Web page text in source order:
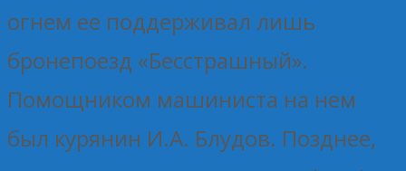
огнем ее поддерживал лишь
бронепоезд «Бесстрашный».
Помощником машиниста на нем
был курянин И.А. Блудов. Позднее,